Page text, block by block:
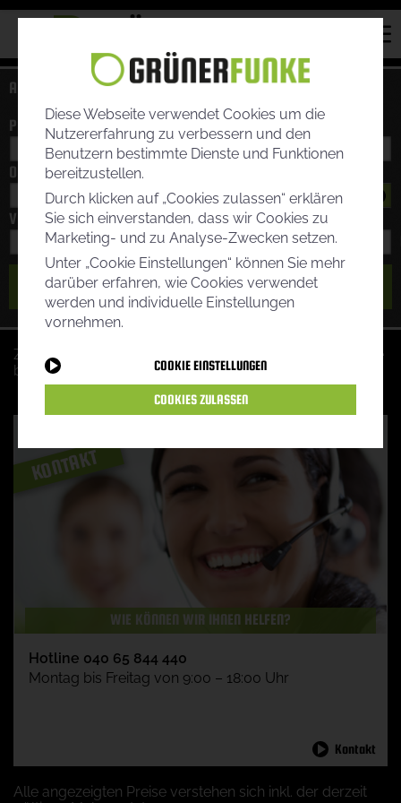
Diese Webseite verwendet Cookies um die
Nutzererfahrung zu verbessern und den
Benutzern bestimmte Dienste und Funktionen
bereitzustellen.
Durch klicken auf „Cookies zulassen“ erklären
Sie sich einverstanden, dass wir Cookies zu
Marketing- und zu Analyse-Zwecken setzen.
Unter „Cookie Einstellungen“ können Sie mehr
darüber erfahren, wie Cookies verwendet
werden und individuelle Einstellungen
vornehmen.
COOKIE EINSTELLUNGEN
COOKIES ZULASSEN
ANGABEN VERÄNDERN:
POSTLEITZAHL:
ORT:
VERBRAUCH:
NEU BERECHNEN
Zur Erläuterung der einzelnen Vertragsdetails klicken Sie
bitte auf
WIE KÖNNEN WIR IHNEN HELFEN?
KONTAKT
Hotline 040 65 844 440
Montag bis Freitag von 9:00 – 18:00 Uhr
Kontakt
Alle angezeigten Preise verstehen sich inkl. der derzeit